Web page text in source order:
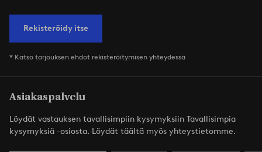
Rekisteröidy itse
* Katso tarjouksen ehdot rekisteröitymisen yhteydessä
Asiakaspalvelu
Löydät vastauksen tavallisimpiin kysymyksiin Tavallisimpia
kysymyksiä -osiosta. Löydät täältä myös yhteystietomme.